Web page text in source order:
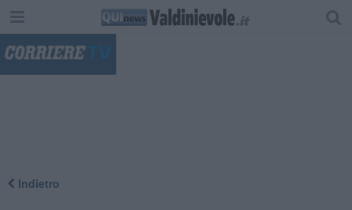
Indietro